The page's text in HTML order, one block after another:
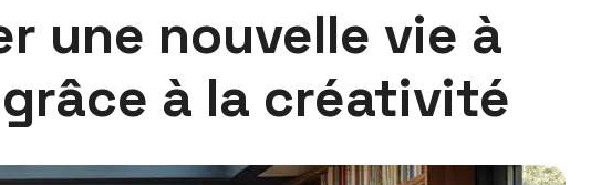
une nouvelle vie à
à la créativité